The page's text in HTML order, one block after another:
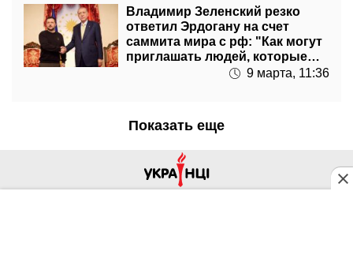
Владимир Зеленский резко
ответил Эрдогану на счет
саммита мира с рф: "Как могут
приглашать людей, которые
9 марта, 11:36
Показать еще